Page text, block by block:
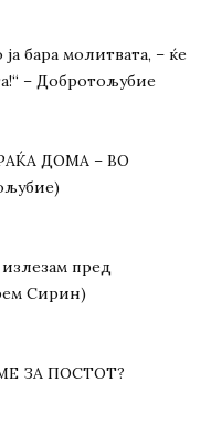
бара молитвата, – ќе
– Добротољубие
ДОМА – ВО
пред
Сирин)
ЗА ПОСТОТ?